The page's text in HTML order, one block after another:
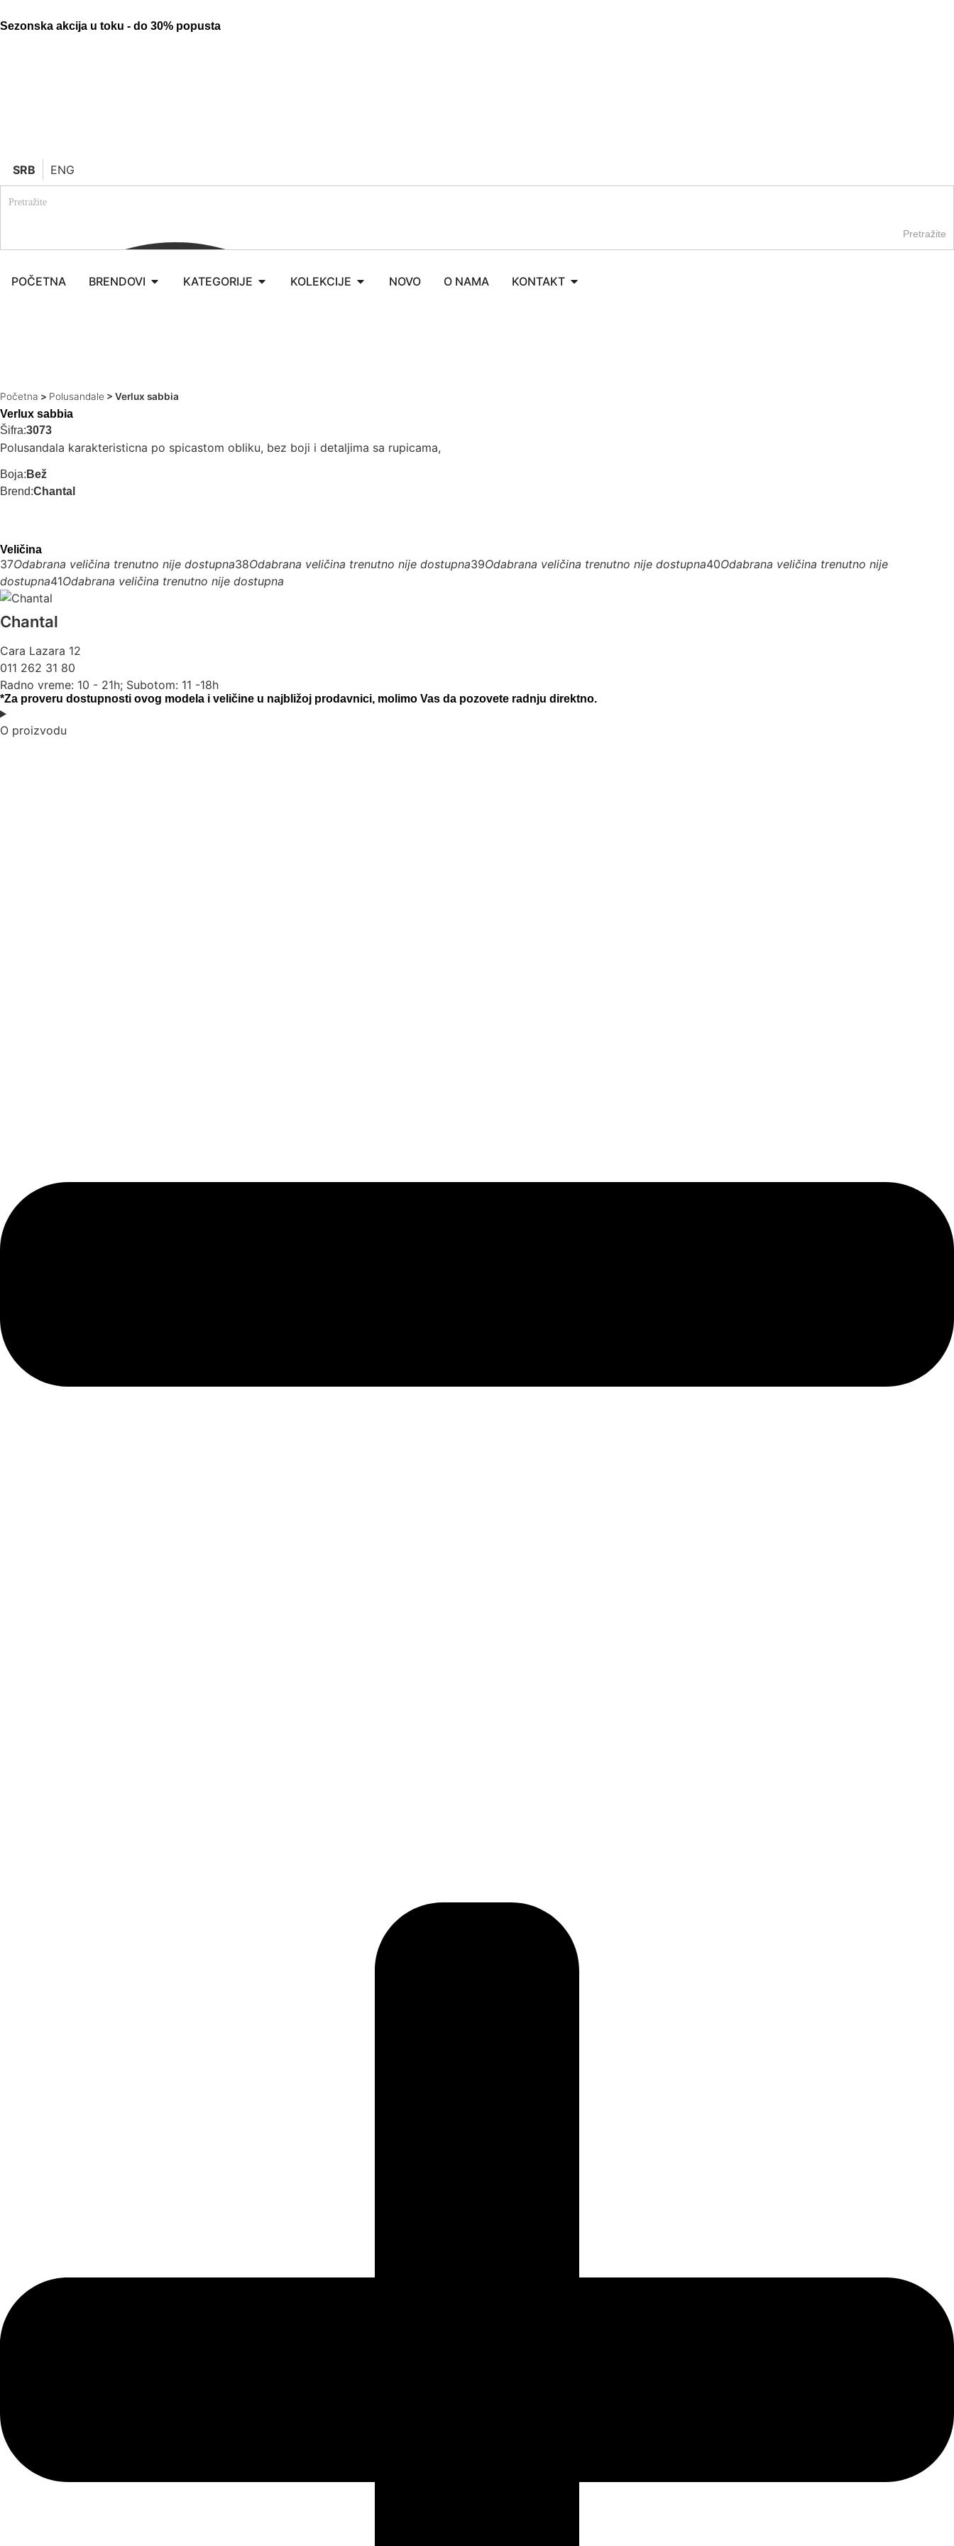
Sezonska akcija u toku - do 30% popusta
SRB ENG
Pretražite
POČETNA BRENDOVI KATEGORIJE KOLEKCIJE NOVO O NAMA KONTAKT
Početna > Polusandale > Verlux sabbia
Verlux sabbia
Šifra:3073
Polusandala karakteristicna po spicastom obliku, bez boji i detaljima sa rupicama,
Boja: Bež
Brend:Chantal
Veličina
37Odabrana veličina trenutno nije dostupna38Odabrana veličina trenutno nije dostupna39Odabrana veličina trenutno nije dostupna40Odabrana veličina trenutno nije
dostupna41Odabrana veličina trenutno nije dostupna
Chantal
Cara Lazara 12
011 262 31 80
Radno vreme: 10 - 21h; Subotom: 11 -18h
*Za proveru dostupnosti ovog modela i veličine u najbližoj prodavnici, molimo Vas da pozovete radnju direktno.
O proizvodu